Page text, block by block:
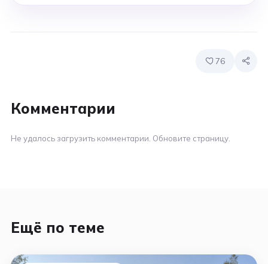
76
Комментарии
Не удалось загрузить комментарии. Обновите страницу.
Ещё по теме